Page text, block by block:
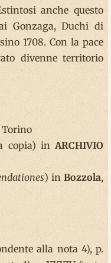
anche questo
Gonzaga, Duchi di
1708. Con la pace
divenne territorio
copia) inARCHIVIO
) in Bozzola,
alla nota 4), p.